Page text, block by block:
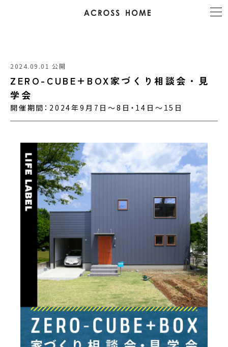
2024.09.01 公開
ZERO-CUBE+BOX家づくり相談会・見
学会
開催期間：2024年9月7日～8日・14日～15日